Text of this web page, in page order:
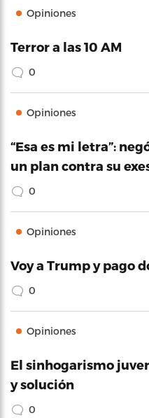
Opiniones
Terror a las 10 AM
0
Opiniones
“Esa es mi letra”:
un plan contra su
0
Opiniones
Voy a Trump y pago
0
Opiniones
El sinhogarismo
y solución
0